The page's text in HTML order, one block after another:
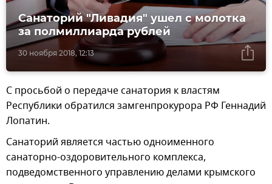
30 ноября 2018, 12:13
Санаторий "Ливадия" ушел с молотка
за полмиллиарда рублей
С просьбой о передаче санатория к властям
Республики обратился замгенпрокурора РФ Геннадий
Лопатин.
Санаторий является частью одноименного
санаторно-оздоровительного комплекса,
подведомственного управлению делами крымского